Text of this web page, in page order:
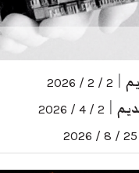
2 / 2 / 2026
2 / 4 / 2026
25 / 8 / 2026